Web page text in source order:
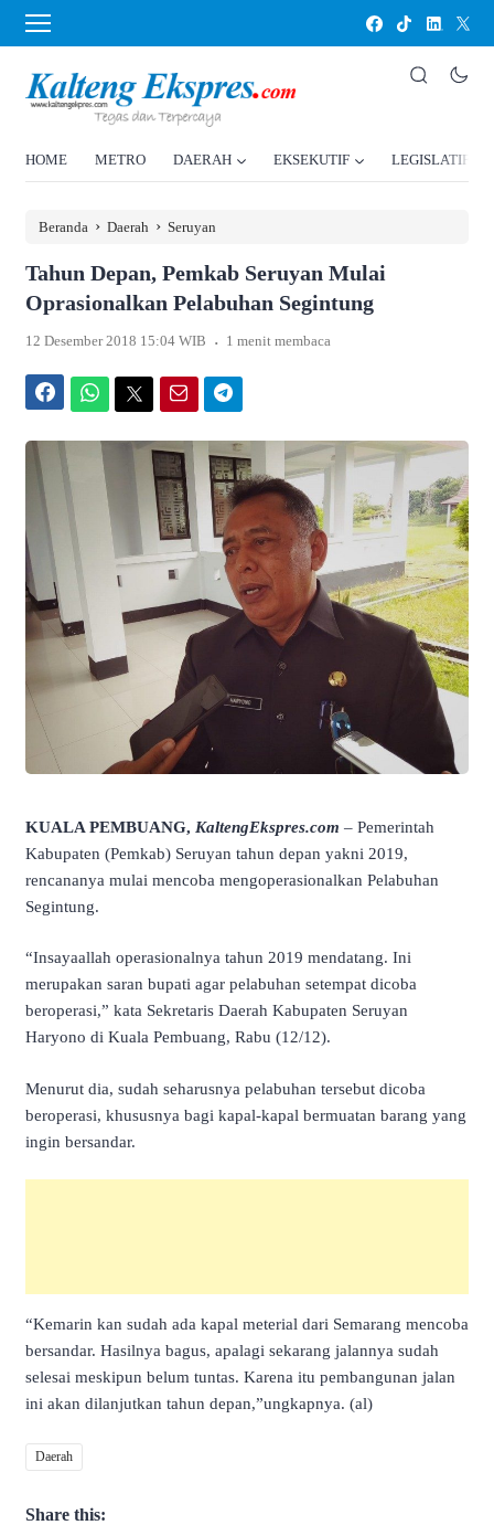
HOME METRO DAERAH EKSEKUTIF LEGISLATIF
Beranda › Daerah › Seruyan
Tahun Depan, Pemkab Seruyan Mulai
Oprasionalkan Pelabuhan Segintung
12 Desember 2018 15:04 WIB . 1 menit membaca
KUALA PEMBUANG, KaltengEkspres.com – Pemerintah
Kabupaten (Pemkab) Seruyan tahun depan yakni 2019,
rencananya mulai mencoba mengoperasionalkan Pelabuhan
Segintung.
“Insayaallah operasionalnya tahun 2019 mendatang. Ini
merupakan saran bupati agar pelabuhan setempat dicoba
beroperasi,” kata Sekretaris Daerah Kabupaten Seruyan
Haryono di Kuala Pembuang, Rabu (12/12).
Menurut dia, sudah seharusnya pelabuhan tersebut dicoba
beroperasi, khususnya bagi kapal-kapal bermuatan barang yang
ingin bersandar.
“Kemarin kan sudah ada kapal meterial dari Semarang mencoba
bersandar. Hasilnya bagus, apalagi sekarang jalannya sudah
selesai meskipun belum tuntas. Karena itu pembangunan jalan
ini akan dilanjutkan tahun depan,”ungkapnya. (al)
Daerah
Share this: